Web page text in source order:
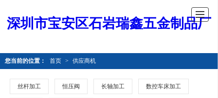
深圳市宝安区石岩瑞鑫五金制品厂
您当前的位置： 首页 > 供应商机
丝杆加工 恒压阀 长轴加工 数控车床加工